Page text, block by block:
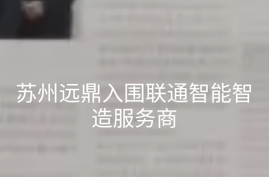
苏州远鼎入围联通智能智
造服务商